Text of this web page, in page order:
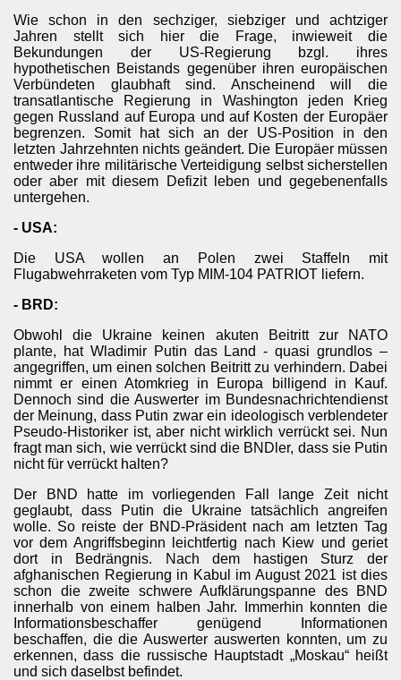
Wie schon in den sechziger, siebziger und achtziger
Jahren stellt sich hier die Frage, inwieweit die
Bekundungen der US-Regierung bzgl. ihres
hypothetischen Beistands gegenüber ihren europäischen
Verbündeten glaubhaft sind. Anscheinend will die
transatlantische Regierung in Washington jeden Krieg
gegen Russland auf Europa und auf Kosten der Europäer
begrenzen. Somit hat sich an der US-Position in den
letzten Jahrzehnten nichts geändert. Die Europäer müssen
entweder ihre militärische Verteidigung selbst sicherstellen
oder aber mit diesem Defizit leben und gegebenenfalls
untergehen.
- USA:
Die USA wollen an Polen zwei Staffeln mit
Flugabwehrraketen vom Typ MIM-104 PATRIOT liefern.
- BRD:
Obwohl die Ukraine keinen akuten Beitritt zur NATO
plante, hat Wladimir Putin das Land - quasi grundlos –
angegriffen, um einen solchen Beitritt zu verhindern. Dabei
nimmt er einen Atomkrieg in Europa billigend in Kauf.
Dennoch sind die Auswerter im Bundesnachrichtendienst
der Meinung, dass Putin zwar ein ideologisch verblendeter
Pseudo-Historiker ist, aber nicht wirklich verrückt sei. Nun
fragt man sich, wie verrückt sind die BNDler, dass sie Putin
nicht für verrückt halten?
Der BND hatte im vorliegenden Fall lange Zeit nicht
geglaubt, dass Putin die Ukraine tatsächlich angreifen
wolle. So reiste der BND-Präsident nach am letzten Tag
vor dem Angriffsbeginn leichtfertig nach Kiew und geriet
dort in Bedrängnis. Nach dem hastigen Sturz der
afghanischen Regierung in Kabul im August 2021 ist dies
schon die zweite schwere Aufklärungspanne des BND
innerhalb von einem halben Jahr. Immerhin konnten die
Informationsbeschaffer genügend Informationen
beschaffen, die die Auswerter auswerten konnten, um zu
erkennen, dass die russische Hauptstadt „Moskau“ heißt
und sich daselbst befindet.